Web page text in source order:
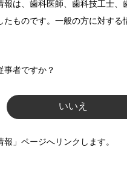
は、歯科医師、歯科技工士、
ものです。一般の方に対する
事者ですか？
いいえ
」ページへリンクします。
でお届け
技工士）に